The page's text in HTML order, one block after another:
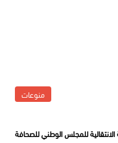
منوعات
للمجلس الوطني للصحافة